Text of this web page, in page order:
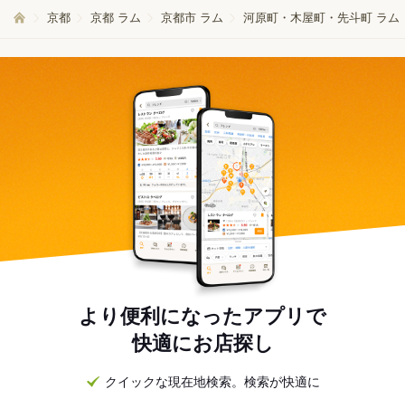
京都 京都 ラム 京都市 ラム 河原町・木屋町・先斗町 ラム
より便利になったアプリで
快適にお店探し
クイックな現在地検索。検索が快適に